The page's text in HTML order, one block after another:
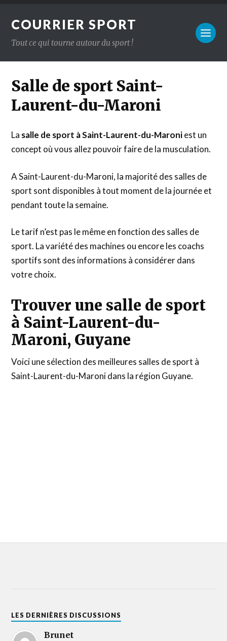
COURRIER SPORT
Tout ce qui tourne autour du sport !
Salle de sport Saint-
Laurent-du-Maroni
La salle de sport à Saint-Laurent-du-Maroniest un
concept où vous allez pouvoir faire de la musculation.
A Saint-Laurent-du-Maroni, la majorité des salles de
sport sont disponibles à tout moment de la journée et
pendant toute la semaine.
Le tarif n’est pas le même en fonction des salles de
sport. La variété des machines ou encore les coachs
sportifs sont des informations à considérer dans
votre choix.
Trouver une salle de sport
à Saint-Laurent-du-
Maroni, Guyane
Voici une sélection des meilleures salles de sport à
Saint-Laurent-du-Maroni dans la région Guyane.
LES DERNIÈRES DISCUSSIONS
Brunet